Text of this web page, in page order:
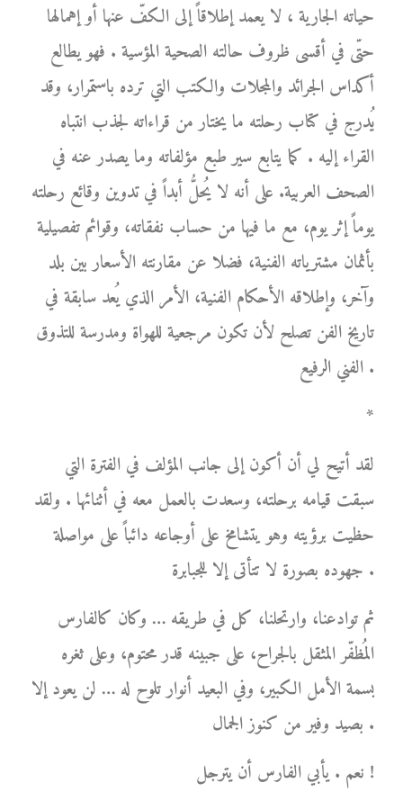
حياته الجارية ، لا يعمد إطلاقاً إلى الكفّ عنها أو إهمالها
حتّى في أقسى ظروف حالته الصحية المؤسية . فهو يطالع
أكداس الجرائد والمجلات والكتب التي ترده باستمرار، وقد
يُدرج في كتاب رحلته ما يختار من قراءاته لجذب انتباه
القراء إليه . كما يتابع سير طبع مؤلفاته وما يصدر عنه في
الصحف العربية. على أنه لا يُحلُّ أبداً في تدوين وقائع رحلته
يوماً إثر يوم، مع ما فيها من حساب نفقاته، وقوائم تفصيلية
بأثمان مشترياته الفنية، فضلا عن مقارنته الأسعار بين بلد
وآخر، وإطلاقه الأحكام الفنية، الأمر الذي يُعد سابقة في
تاريخ الفن تصلح لأن تكون مرجعية للهواة ومدرسة للتذوق
الفني الرفيع .
*
لقد أتيح لي أن أكون إلى جانب المؤلف في الفترة التي
سبقت قيامه برحلته، وسعدت بالعمل معه في أثنائها . ولقد
حظيت برؤيته وهو يتشامخ على أوجاعه دائباً على مواصلة
جهوده بصورة لا تتأتى إلا للجبابرة .
ثم توادعنا، وارتحلنا، كل في طريقه … وكان كالفارس
المُظفّر المثقل بالجراح، على جبينه قدر محتوم، وعلى ثغره
بسمة الأمل الكبير، وفي البعيد أنوار تلوح له … لن يعود إلا
بصيد وفير من كنوز الجمال .
نعم . يأبي الفارس أن يترجل !